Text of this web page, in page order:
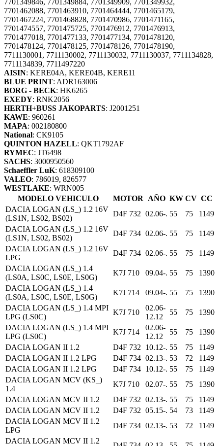
7701462088, 7701463910, 7701464444, 7701465179,
7701467224, 7701468828, 7701470986, 7701471165,
7701474557, 7701475725, 7701476912, 7701476913,
7701477018, 7701477133, 7701477134, 7701478120,
7701478124, 7701478125, 7701478126, 7701478190,
7711130001, 7711130002, 7711130032, 7711130037, 7711134828,
7711134839, 7711497220
AISIN: KERE04A, KERE04B, KERE11
BLUE PRINT: ADR163006
BORG - BECK: HK6265
EXEDY: RNK2056
HERTH+BUSS JAKOPARTS: J2001251
KAWE: 960261
MAPA: 002180800
National: CK9105
QUINTON HAZELL: QKT1792AF
RYMEC: JT6498
SACHS: 3000950560
Schaeffler LuK: 618309100
VALEO: 786019, 826577
WESTLAKE: WRN005
MODELO VEHICULO
MOTOR AÑO KW CV CC
DACIA LOGAN (LS_) 1.2 16V
(LS1N, LS02, BS02)
D4F 732 02.06-. 55 75
1149
DACIA LOGAN (LS_) 1.2 16V
(LS1N, LS02, BS02)
D4F 734 02.06-. 55 75
1149
DACIA LOGAN (LS_) 1.2 16V
LPG
D4F 734 02.06-. 55 75
1149
DACIA LOGAN (LS_) 1.4
(LS0A, LS0C, LS0E, LS0G)
K7J 710 09.04-. 55 75
1390
DACIA LOGAN (LS_) 1.4
(LS0A, LS0C, LS0E, LS0G)
K7J 714 09.04-. 55 75
1390
DACIA LOGAN (LS_) 1.4 MPI
LPG (LS0C)
K7J 710
02.06-
12.12
55 75
1390
DACIA LOGAN (LS_) 1.4 MPI
LPG (LS0C)
K7J 714
02.06-
12.12
55 75
1390
DACIA LOGAN II 1.2
D4F 732 10.12-. 55 75
1149
DACIA LOGAN II 1.2 LPG
D4F 734 02.13-. 53 72
1149
DACIA LOGAN II 1.2 LPG
D4F 734 10.12-. 55 75
1149
DACIA LOGAN MCV (KS_)
1.4
K7J 710 02.07-. 55 75
1390
DACIA LOGAN MCV II 1.2
D4F 732 02.13-. 55 75
1149
DACIA LOGAN MCV II 1.2
D4F 732 05.15-. 54 73
1149
DACIA LOGAN MCV II 1.2
LPG
D4F 734 02.13-. 53 72
1149
DACIA LOGAN MCV II 1.2